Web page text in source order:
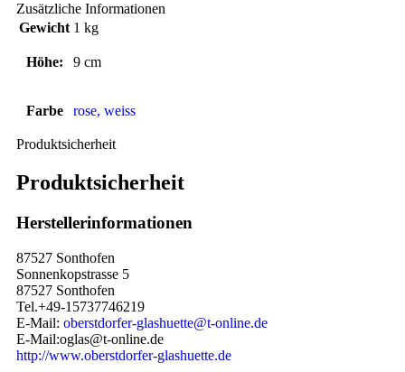
Zusätzliche Informationen
Gewicht 1 kg
Höhe: 9 cm
Farbe rose, weiss
Produktsicherheit
Produktsicherheit
Herstellerinformationen
87527 Sonthofen
Sonnenkopstrasse 5
87527 Sonthofen
Tel.+49-15737746219
E-Mail: oberstdorfer-glashuette@t-online.de
E-Mail:oglas@t-online.de
http://www.oberstdorfer-glashuette.de